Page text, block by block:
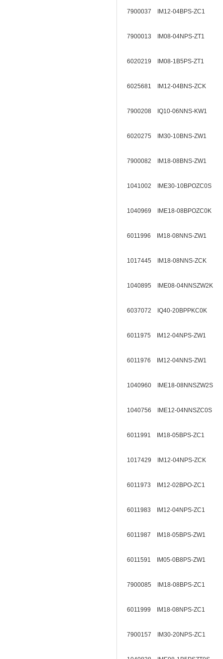
7900037 IM12-04BPS-ZC1
7900013 IM08-04NPS-ZT1
6020219 IM08-1B5PS-ZT1
6025681 IM12-04BNS-ZCK
7900208 IQ10-06NNS-KW1
6020275 IM30-10BNS-ZW1
7900082 IM18-08BNS-ZW1
1041002 IME30-10BPOZC0S
1040969 IME18-08BPOZC0K
6011996 IM18-08NNS-ZW1
1017445 IM18-08NNS-ZCK
1040895 IME08-04NNSZW2K
6037072 IQ40-20BPPKC0K
6011975 IM12-04NPS-ZW1
6011976 IM12-04NNS-ZW1
1040960 IME18-08NNSZW2S
1040756 IME12-04NNSZC0S
6011991 IM18-05BPS-ZC1
1017429 IM12-04NPS-ZCK
6011973 IM12-02BPO-ZC1
6011983 IM12-04NPS-ZC1
6011987 IM18-05BPS-ZW1
6011591 IM05-0B8PS-ZW1
7900085 IM18-08BPS-ZC1
6011999 IM18-08NPS-ZC1
7900157 IM30-20NPS-ZC1